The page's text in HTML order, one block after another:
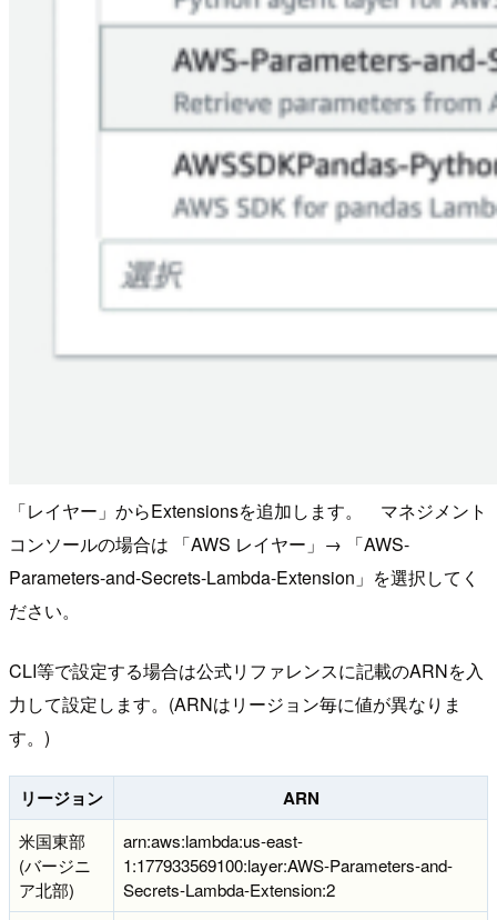
「レイヤー」からExtensionsを追加します。 マネジメント
コンソールの場合は 「AWS レイヤー」→ 「AWS-
Parameters-and-Secrets-Lambda-Extension」を選択してく
ださい。
CLI等で設定する場合は公式リファレンスに記載のARNを入
力して設定します。(ARNはリージョン毎に値が異なりま
す。)
リージョン ARN
米国東部
(バージニ
ア北部)
arn:aws:lambda:us-east-
1:177933569100:layer:AWS-Parameters-and-
Secrets-Lambda-Extension:2